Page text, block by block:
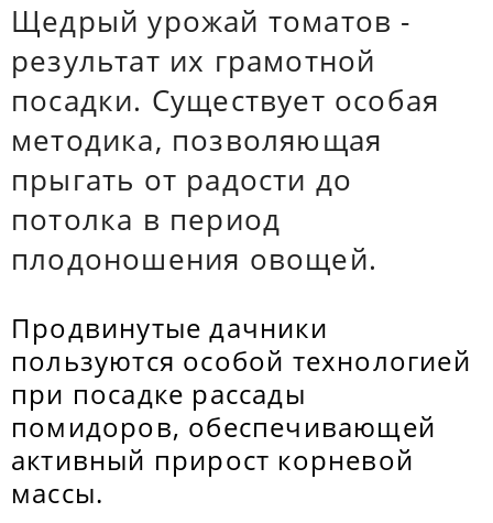
Щедрый урожай томатов -
результат их грамотной
посадки. Существует особая
методика, позволяющая
прыгать от радости до
потолка в период
плодоношения овощей.
Продвинутые дачники
пользуются особой технологией
при посадке рассады
помидоров, обеспечивающей
активный прирост корневой
массы.